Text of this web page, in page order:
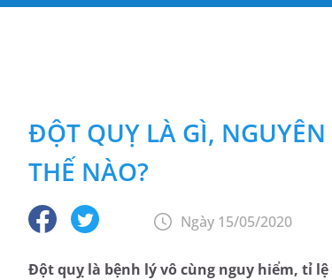
ĐỘT QUỴ LÀ GÌ,
THẾ NÀO?
Ngày 15/05/2020
Đột quỵ là bệnh lý vô cùng nguy hiểm, tỉ